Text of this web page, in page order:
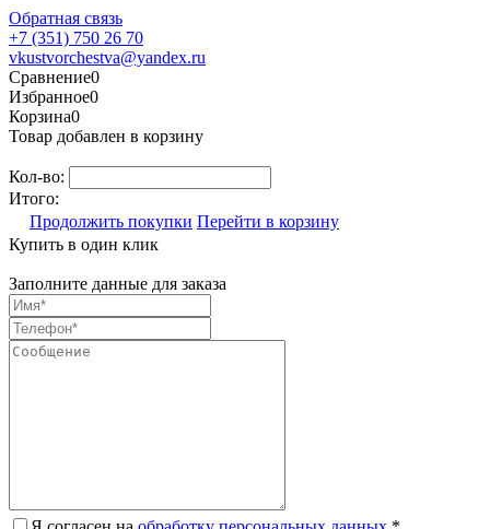
Обратная связь
+7 (351) 750 26 70
vkustvorchestva@yandex.ru
Сравнение0
Избранное0
Корзина0
Товар добавлен в корзину
Кол-во:
Итого:
Продолжить покупки Перейти в корзину
Купить в один клик
Заполните данные для заказа